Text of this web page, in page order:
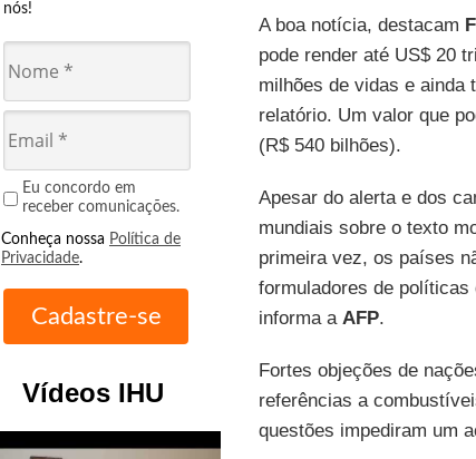
nós!
Eu concordo em
receber comunicações.
Conheça nossa Política de
Privacidade.
Vídeos IHU
A boa notícia, destacam
pode render até US$ 20
milhões de vidas e ainda
relatório. Um valor que
(R$ 540 bilhões).
Apesar do alerta e dos
mundiais sobre o texto
primeira vez, os países
formuladores de políticas
informa a AFP.
Fortes objeções de
referências a
questões impediram um